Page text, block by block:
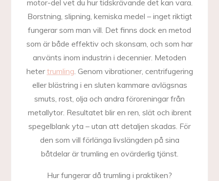
motor-del vet du hur tidskrävande det kan vara.
Borstning, slipning, kemiska medel – inget riktigt
fungerar som man vill. Det finns dock en metod
som är både effektiv och skonsam, och som har
använts inom industrin i decennier. Metoden
hetertrumling. Genom vibrationer, centrifugering
eller blästring i en sluten kammare avlägsnas
smuts, rost, olja och andra föroreningar från
metallytor. Resultatet blir en ren, slät och ibrent
spegelblank yta – utan att detaljen skadas. För
den som vill förlänga livslängden på sina
båtdelar är trumling en ovärderlig tjänst.
Hur fungerar då trumling i praktiken?